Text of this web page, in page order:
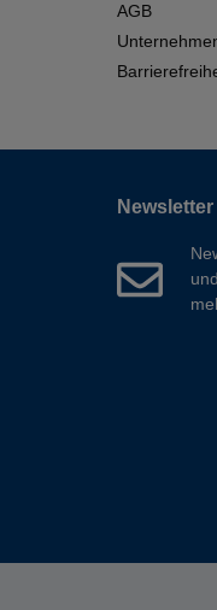
AGB
Newsletter